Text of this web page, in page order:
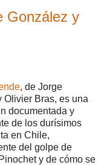
González y
, de Jorge
Olivier Bras, es una
documentada y
de los durísimos
en Chile,
del golpe de
y de cómo se